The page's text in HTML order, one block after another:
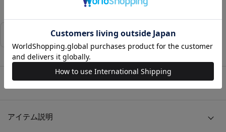
お気に入りに追加する
相談する 店舗在庫
アイテムサイズ
アイテム説明